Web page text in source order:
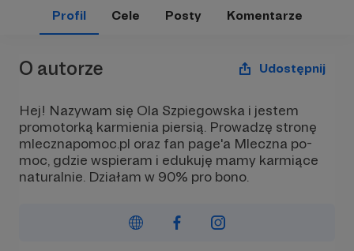
Profil Cele Posty Komentarze
O autorze Udostępnij
Hej! Nazywam się Ola Szpiegowska i jestem
promotorką karmienia piersią. Prowadzę stronę
mlecznapomoc.pl oraz fan page'a Mleczna po-
moc, gdzie wspieram i edukuję mamy karmiące
naturalnie. Działam w 90% pro bono.